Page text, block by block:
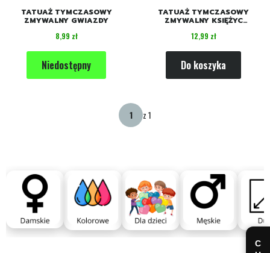
TATUAŻ TYMCZASOWY
ZMYWALNY GWIAZDY
Cena
8,99 zł
Niedostępny
TATUAŻ TYMCZASOWY
ZMYWALNY KSIĘŻYC
Cena
12,99 zł
Do koszyka
z 1